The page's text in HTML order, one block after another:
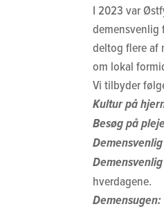
I 2023 var
deltog flere af
om lokal
Vi tilbyder
Kultur på
Besøg på
hverdagene.
Demensugen: